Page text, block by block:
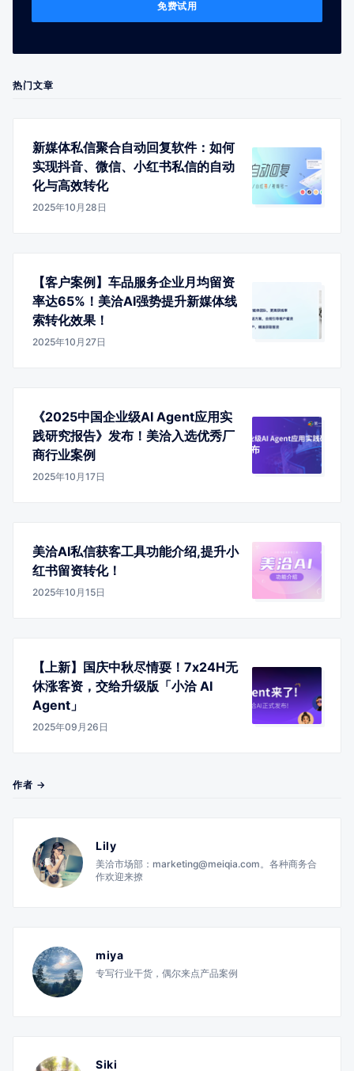
免费试用
热门文章
新媒体私信聚合自动回复软件：如何
实现抖音、微信、小红书私信的自动
化与高效转化
2025年10月28日
【客户案例】车品服务企业月均留资
率达65%！美洽AI强势提升新媒体线
索转化效果！
2025年10月27日
《2025中国企业级AI Agent应用实
践研究报告》发布！美洽入选优秀厂
商行业案例
2025年10月17日
美洽AI私信获客工具功能介绍,提升小
红书留资转化！
2025年10月15日
【上新】国庆中秋尽情耍！7x24H无
休涨客资，交给升级版「小洽 AI
Agent」
2025年09月26日
作者 →
Lily
美洽市场部：marketing@meiqia.com。各种商务合
作欢迎来撩
miya
专写行业干货，偶尔来点产品案例
Siki